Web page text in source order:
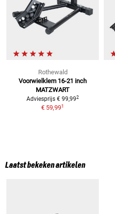
Rothewald
Voorwielklem 16-21 inch
MATZWART
Adviesprijs € 99,992
€ 59,991
Laatst bekeken artikelen